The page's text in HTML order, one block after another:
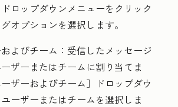
ドロップダウンメニューをクリック
オプションを選択します。
よびチーム： 受信したメッセージ
ザーまたはチームに割り当てま
ザーおよびチーム］
ドロップダウ
ユーザー またはチームを選択しま